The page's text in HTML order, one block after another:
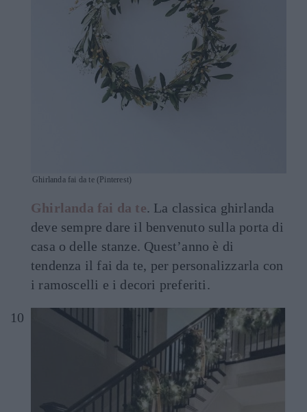
Ghirlanda fai da te (Pinterest)
Ghirlanda fai da te. La classica ghirlanda
deve sempre dare il benvenuto sulla porta di
casa o delle stanze. Quest’anno è di
tendenza il fai da te, per personalizzarla con
i ramoscelli e i decori preferiti.